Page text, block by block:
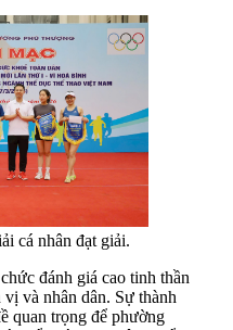
cá nhân đạt giải.
đánh giá cao tinh thần
và nhân dân. Sự thành
quan trọng để phường